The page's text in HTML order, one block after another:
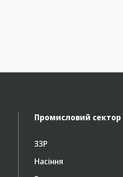
Промисловий сектор
ЗЗР
Насіння